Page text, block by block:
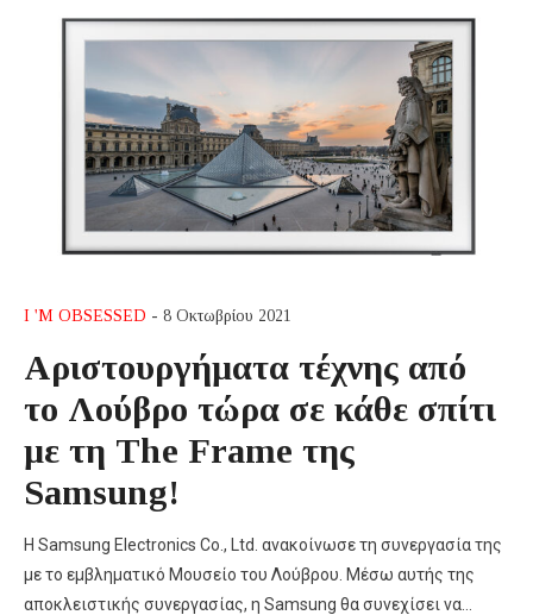
I 'M OBSESSED - 8 Οκτωβρίου 2021
Αριστουργήματα τέχνης από
το Λούβρο τώρα σε κάθε σπίτι
με τη The Frame της
Samsung!
Η Samsung Electronics Co., Ltd. ανακοίνωσε τη συνεργασία της
με το εμβληματικό Μουσείο του Λούβρου. Μέσω αυτής της
αποκλειστικής συνεργασίας, η Samsung θα συνεχίσει να…